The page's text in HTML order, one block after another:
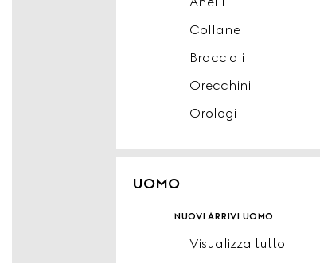
Collane
Bracciali
Orecchini
Orologi
UOMO
nuovi arrivi uomo
Visualizza tutto